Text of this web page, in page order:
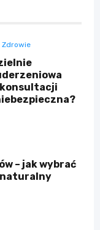
Zdrowie
– jak wybrać